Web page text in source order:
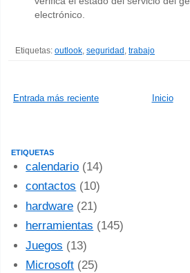
electrónico.
Etiquetas: outlook seguridad trabajo
Entrada más reciente Inicio
ETIQUETAS
calendario (14)
contactos (10)
hardware (21)
herramientas (145)
Juegos (13)
Microsoft (25)